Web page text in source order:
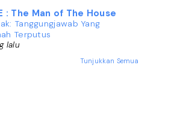
: The Man of The House
Tanggungjawab Yang
Terputus
lalu
Tunjukkan Semua